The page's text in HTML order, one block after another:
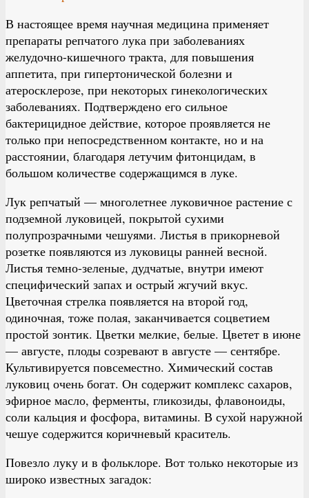
В настоящее время научная медицина применяет
препараты репчатого лука при заболеваниях
желудочно-кишечного тракта, для повышения
аппетита, при гипертонической болезни и
атеросклерозе, при некоторых гинекологических
заболеваниях. Подтверждено его сильное
бактерицидное действие, которое проявляется не
только при непосредственном контакте, но и на
расстоянии, благодаря летучим фитонцидам, в
большом количестве содержащимся в луке.
Лук репчатый — многолетнее луковичное растение с
подземной луковицей, покрытой сухими
полупрозрачными чешуями. Листья в прикорневой
розетке появляются из луковицы ранней весной.
Листья темно-зеленые, дудчатые, внутри имеют
специфический запах и острый жгучий вкус.
Цветочная стрелка появляется на второй год,
одиночная, тоже полая, заканчивается соцветием
простой зонтик. Цветки мелкие, белые. Цветет в июне
— августе, плоды созревают в августе — сентябре.
Культивируется повсеместно. Химический состав
луковиц очень богат. Он содержит комплекс сахаров,
эфирное масло, ферменты, гликозиды, флавоноиды,
соли кальция и фосфора, витамины. В сухой наружной
чешуе содержится коричневый краситель.
Повезло луку и в фольклоре. Вот только некоторые из
широко известных загадок: